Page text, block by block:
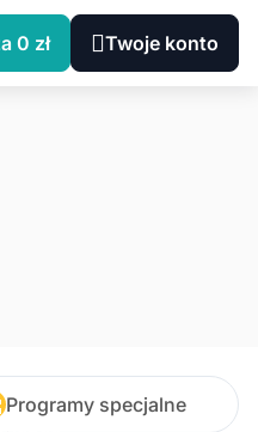
0 zł Twoje konto
Programy specjalne